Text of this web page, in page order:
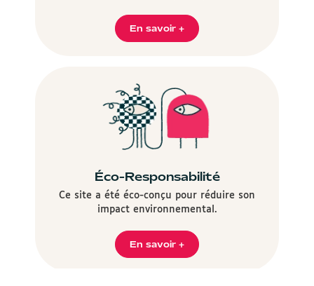
En savoir +
Éco-Responsabilité
Ce site a été éco-conçu pour réduire son
impact environnemental.
En savoir +